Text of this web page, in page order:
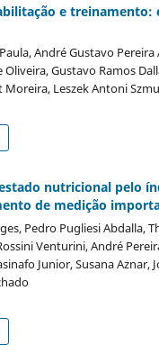
e treinamento:
André Gustavo
Gustavo Ramos
Moreira, Leszek Antoni
nutricional pelo
de medição
Pedro Pugliesi Abdalla,
Venturini, André
Junior, Susana Aznar,